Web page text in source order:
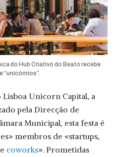
do Hub Criativo do Beato recebe
“unicórnios”.
Unicorn Capital, a
pela Direcção de
Municipal, esta festa é
membros de «startups,
coworks». Prometidas